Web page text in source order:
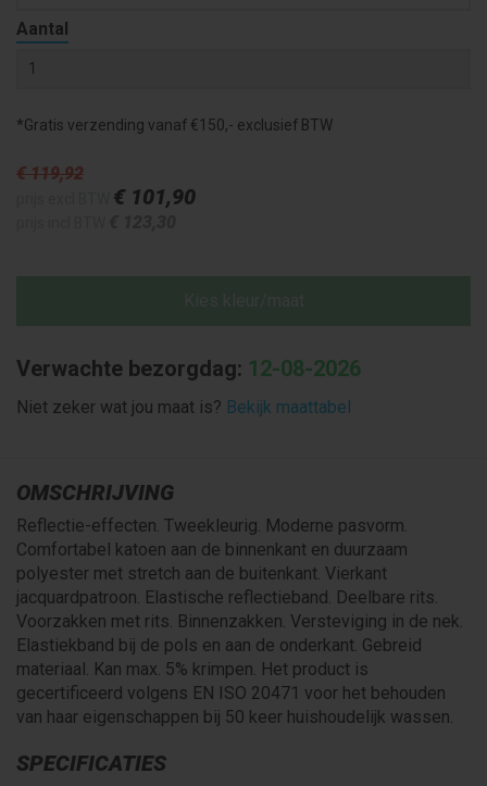
Aantal
*Gratis verzending vanaf €150,- exclusief BTW
€ 119,92
€ 101,90
Verwachte bezorgdag: 12-08-2026
Niet zeker wat jou maat is? Bekijk maattabel
OMSCHRIJVING
Reflectie-effecten. Tweekleurig. Moderne pasvorm.
Comfortabel katoen aan de binnenkant en duurzaam
polyester met stretch aan de buitenkant. Vierkant
jacquardpatroon. Elastische reflectieband. Deelbare rits.
Voorzakken met rits. Binnenzakken. Versteviging in de nek.
Elastiekband bij de pols en aan de onderkant. Gebreid
materiaal. Kan max. 5% krimpen. Het product is
gecertificeerd volgens EN ISO 20471 voor het behouden
van haar eigenschappen bij 50 keer huishoudelijk wassen.
SPECIFICATIES